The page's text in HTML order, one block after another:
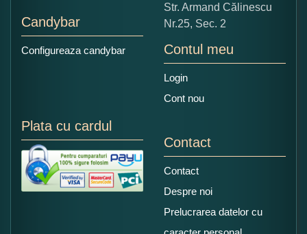
Candybar
Configureaza candybar
Str. Armand Călinescu
Nr.25, Sec. 2
Contul meu
Login
Cont nou
Plata cu cardul
Contact
Contact
Despre noi
Prelucrarea datelor cu